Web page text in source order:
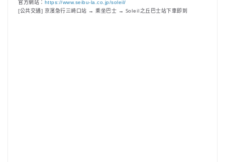
官方網站： https://www.seibu-la.co.jp/soleil/
[公共交通] 京濱急行三崎口站 → 乘坐巴士 → Soleil之丘巴士站下車即到